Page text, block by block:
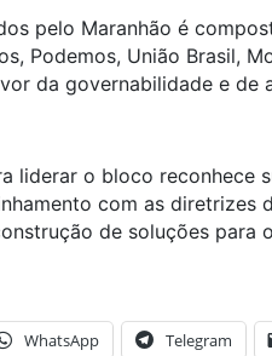
pelo Maranhão é
Podemos, União Brasil,
da governabilidade e de
liderar o bloco reconhece
com as diretrizes
de soluções para
WhatsApp Telegram